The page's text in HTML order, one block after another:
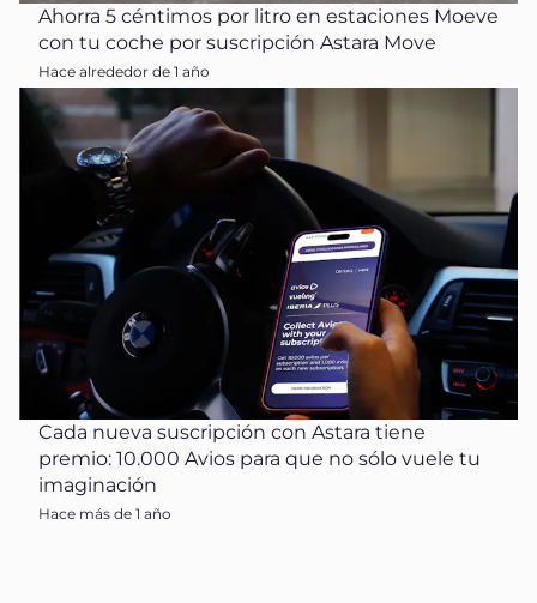
Ahorra 5 céntimos por litro en estaciones Moeve
con tu coche por suscripción Astara Move
Hace alrededor de 1 año
Cada nueva suscripción con Astara tiene
premio: 10.000 Avios para que no sólo vuele tu
imaginación
Hace más de 1 año